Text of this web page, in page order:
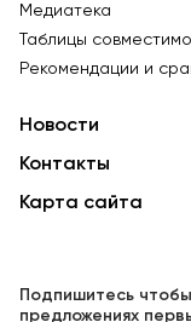
Медиатека
Таблицы
Рекомендации и
Новости
Контакты
Карта сайта
Подпишитесь
предложениях